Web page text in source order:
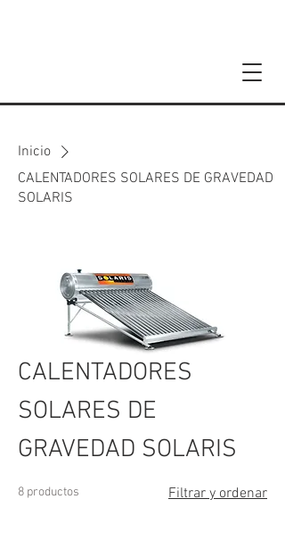
Inicio
CALENTADORES SOLARES DE GRAVEDAD
SOLARIS
CALENTADORES
SOLARES DE
GRAVEDAD SOLARIS
8 productos Filtrar y ordenar